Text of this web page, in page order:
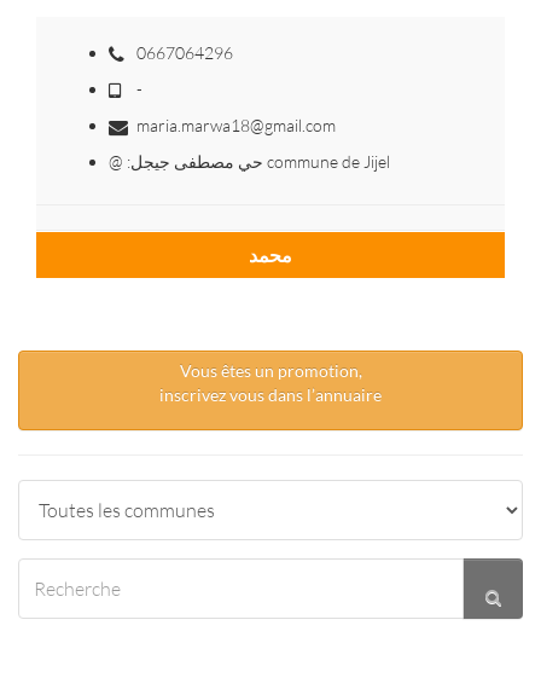
0667064296
-
maria.marwa18@gmail.com
@ :حي مصطفى جيجل commune de Jijel
محمد
Vous êtes un promotion,
inscrivez vous dans l’annuaire